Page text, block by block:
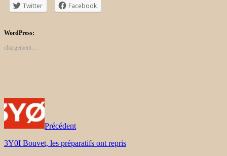
Twitter Facebook
WordPress:
chargement…
Précédent
3Y0I Bouvet, les préparatifs ont repris